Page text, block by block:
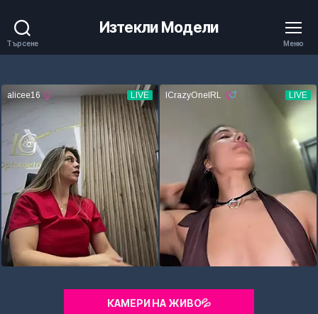
Търсене
Изтекли Модели
Меню
КАМЕРИ НА ЖИВО💦